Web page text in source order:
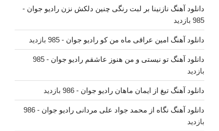
دانلود آهنگ نازنینا بر لبت رنگی چنین دلکش نزن رادیو جوان -
985 بازدید
دانلود آهنگ امین عراقی ماه من کو رادیو جوان - 985 بازدید
دانلود آهنگ تو نیستی و من هنوز عاشقم رادیو جوان
- 985
بازدید
دانلود آهنگ تیغ از ایمان ماهان رادیو جوان - 986 بازدید
دانلود آهنگ نگاه از محمد جواد علی مردانی رادیو جوان
- 986
بازدید